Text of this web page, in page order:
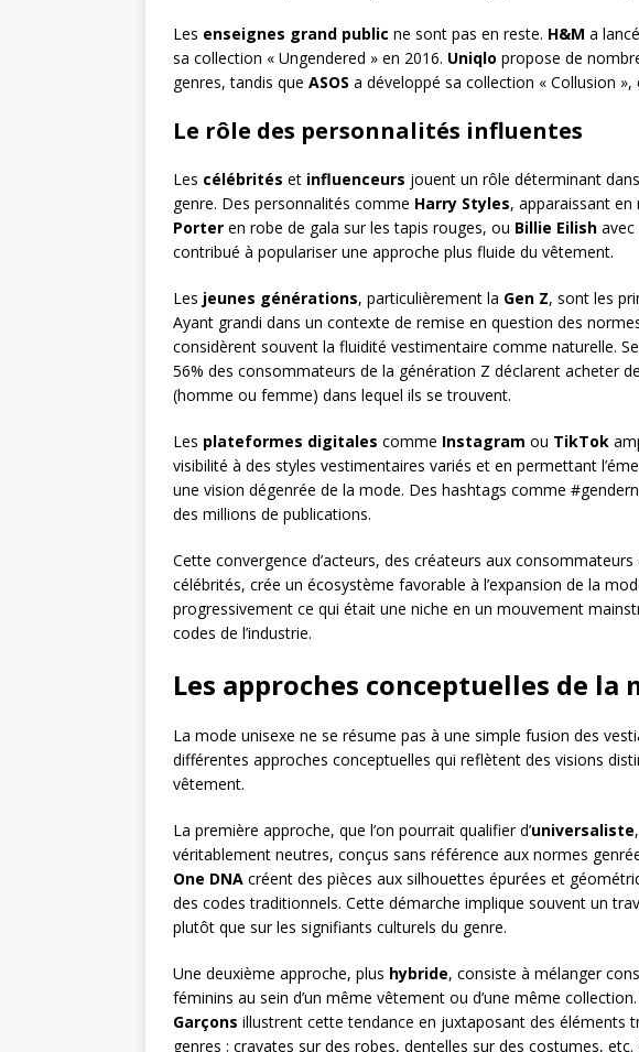
Les enseignes grand public ne sont pas en reste. H&M a
sa collection « Ungendered » en 2016. Uniqlo propose de
genres, tandis que ASOS a développé sa collection « Collusion
Le rôle des personnalités influentes
Les célébrités et influenceurs jouent un rôle déterminant
genre. Des personnalités comme Harry Styles, apparaissant
Porter en robe de gala sur les tapis rouges, ou Billie Eilish
contribué à populariser une approche plus fluide du vêtement.
Les jeunes générations, particulièrement la Gen Z, sont les
Ayant grandi dans un contexte de remise en question des
considèrent souvent la fluidité vestimentaire comme naturelle.
56% des consommateurs de la génération Z déclarent acheter
(homme ou femme) dans lequel ils se trouvent.
Les plateformes digitales comme Instagram ou TikTok
visibilité à des styles vestimentaires variés et en permettant
une vision dégenrée de la mode. Des hashtags comme
des millions de publications.
Cette convergence d’acteurs, des créateurs aux
célébrités, crée un écosystème favorable à l’expansion de la
progressivement ce qui était une niche en un mouvement
codes de l’industrie.
Les approches conceptuelles de la
La mode unisexe ne se résume pas à une simple fusion des
différentes approches conceptuelles qui reflètent des visions
vêtement.
La première approche, que l’on pourrait qualifier d’universaliste
véritablement neutres, conçus sans référence aux normes
One DNA créent des pièces aux silhouettes épurées et
des codes traditionnels. Cette démarche implique souvent un
plutôt que sur les signifiants culturels du genre.
Une deuxième approche, plus hybride, consiste à mélanger
féminins au sein d’un même vêtement ou d’une même collection.
Garçons illustrent cette tendance en juxtaposant des éléments
genres : cravates sur des robes, dentelles sur des costumes,